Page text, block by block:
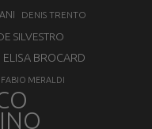
DENIS TRENTO
SILVESTRO
ELISA BROCARD
FABIO MERALDI